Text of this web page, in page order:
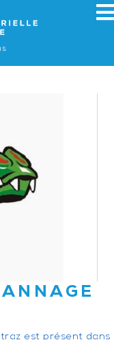
est présent dans